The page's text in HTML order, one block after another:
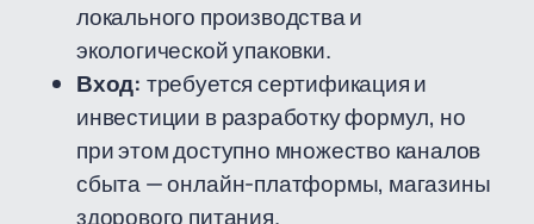
локального производства и
экологической упаковки.
Вход: требуется сертификация и
инвестиции в разработку формул, но
при этом доступно множество каналов
сбыта — онлайн-платформы, магазины
здорового питания.